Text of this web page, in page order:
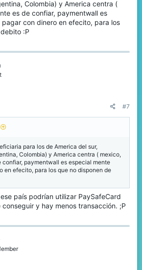
Colombia) y America centra (
es de confiar, paymentwall es
con dinero en efecito, para los
:P
#7
para los de America del sur,
Colombia) y America centra ( mexico,
confiar, paymentwall es especial mente
en efecito, para los que no disponen de
país podrían utilizar PaySafeCard
y hay menos transacción. ;P